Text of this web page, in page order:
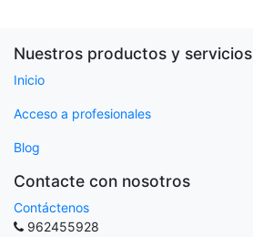
Nuestros productos y servicios
Inicio
Acceso a profesionales
Blog
Contacte con nosotros
Contáctenos
962455928